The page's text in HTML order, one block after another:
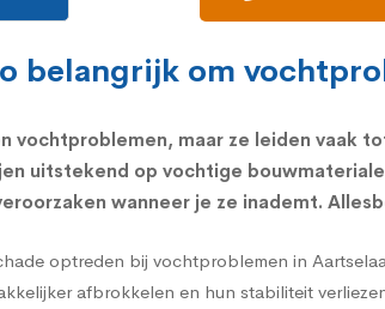
belangrijk om
vochtproblemen, maar ze leiden vaak
uitstekend op vochtige
wanneer je ze inademt.
optreden bij vochtproblemen in
afbrokkelen en hun stabiliteit